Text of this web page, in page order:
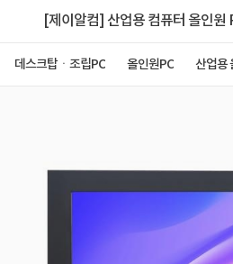
[제이알컴] 산업용 컴퓨터 올인원
데스크탑ㆍ조립PC 올인원PC 산업용